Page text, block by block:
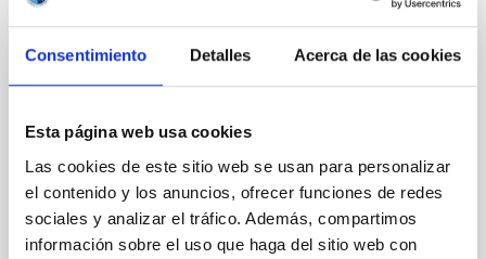
Consentimiento Detalles Acerca de las cookies
Esta página web usa cookies
Las cookies de este sitio web se usan para personalizar
el contenido y los anuncios, ofrecer funciones de redes
sociales y analizar el tráfico. Además, compartimos
información sobre el uso que haga del sitio web con
insights into star-formation quenching and stellar
studies have revealed that the cores of these
galaxies are redder than their outskirts. However,
BIBCODE 2026A&A...710A.158C